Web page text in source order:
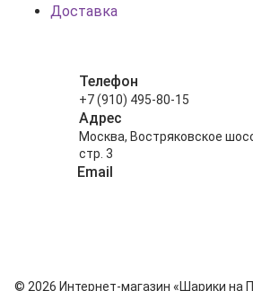
Доставка
Телефон
+7 (910) 495-80-15
Адрес
Москва, Востряковское
стр. 3
Email
© 2026 Интернет-магазин «Шарики на